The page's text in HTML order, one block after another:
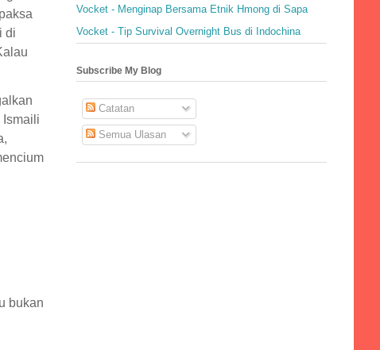
di
Ismaili
bukan
Vocket - Menginap Bersama Etnik Hmong di Sapa
Vocket - Tip Survival Overnight Bus di Indochina
Subscribe My Blog
Catatan
Semua Ulasan